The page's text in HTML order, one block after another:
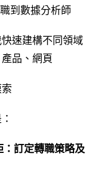
到數據分析師
速建構不同領域
品、網頁
訂定轉職策略及